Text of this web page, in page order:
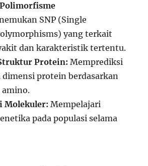
SNP (Single
yang terkait
dan karakteristik tertentu.
Protein: Memprediksi
protein berdasarkan
amino.
Molekuler: Mempelajari
pada populasi selama